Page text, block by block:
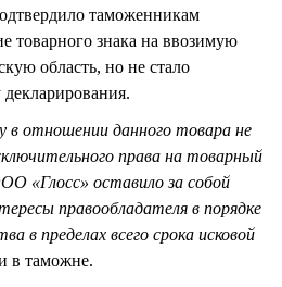
таможенникам
товарного знака на ввозимую
область, но не стало
декларирования.
в отношении данного товара не
права на товарный
«Глосс» оставило за собой
правообладателя в порядке
в пределах всего срока исковой
в таможне.